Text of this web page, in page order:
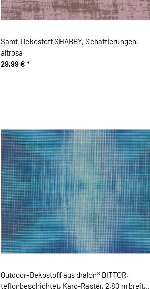
Samt-Dekostoff SHABBY, Schaffierungen,
altrosa
29,99 € *
Outdoor-Dekostoff aus dralon® BITTOR,
teflonbeschichtet, Karo-Raster, 2,80 m breit,